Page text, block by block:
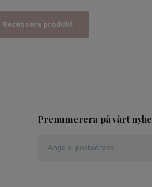
Recensera produkt
Prenumerera på vårt